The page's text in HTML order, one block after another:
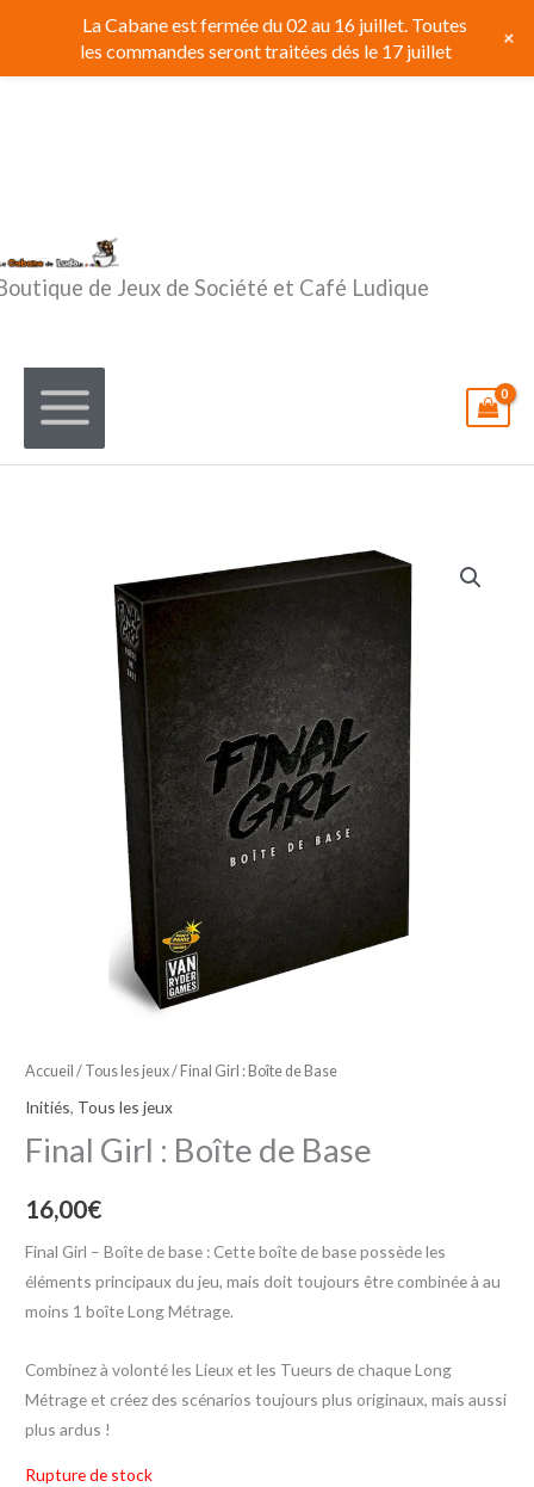
contenu
de Jeux de Société et Café Ludique
Accueil / Tous les jeux/ Final Girl : Boîte de Base
Initiés, Tous les jeux
Final Girl : Boîte de Base
16,00€
Final Girl – Boîte de base : Cette boîte de base possède les
éléments principaux du jeu, mais doit toujours être combinée à au
moins 1 boîte Long Métrage.
Combinez à volonté les Lieux et les Tueurs de chaque Long
Métrage et créez des scénarios toujours plus originaux, mais aussi
plus ardus !
Rupture de stock
La Cabane est fermée du 02 au 16 juillet. Toutes
les commandes seront traitées dés le 17 juillet
+